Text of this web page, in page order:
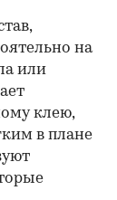
на
или
клею,
в плане